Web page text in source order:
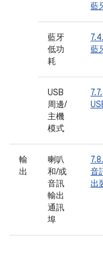
藍
藍牙
低功
耗
藍
USB
周邊/
主機
模式
7.7.
輸
出
喇叭
和/或
音訊
輸出
通訊
埠
音
出